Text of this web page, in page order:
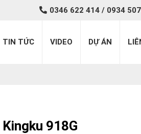
0346 622 414 / 0934
TIN TỨC VIDEO DỰ ÁN
918G